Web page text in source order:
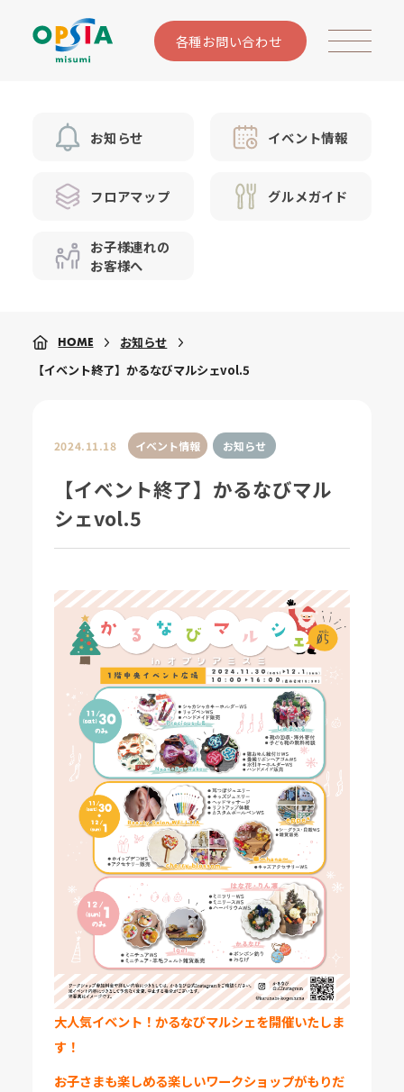
各種お問い合わせ
お知らせ イベント情報
フロアマップ グルメガイド
お子様連れの
お客様へ
HOME
お知らせ
【イベント終了】かるなびマルシェvol.5
2024.11.18 イベント情報 お知らせ
【イベント終了】かるなびマル
シェvol.5
大人気イベント！かるなびマルシェを開催いたしま
す！
お子さまも楽しめる楽しいワークショップがもりだ